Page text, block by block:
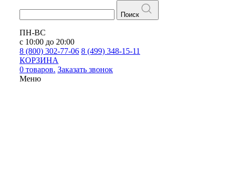
Поиск
ПН-ВС
с 10:00 до 20:00
8 (800) 302-77-06 8 (499) 348-15-11
КОРЗИНА
0 товаров. Заказать звонок
Меню